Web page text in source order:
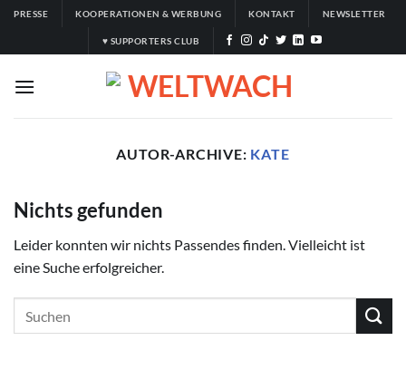
Zum
springen
PRESSE KOOPERATIONEN & WERBUNG KONTAKT NEWSLETTER
♥ SUPPORTERS CLUB
AUTOR-ARCHIVE: KATE
Nichts gefunden
Leider konnten wir nichts Passendes finden. Vielleicht ist
eine Suche erfolgreicher.